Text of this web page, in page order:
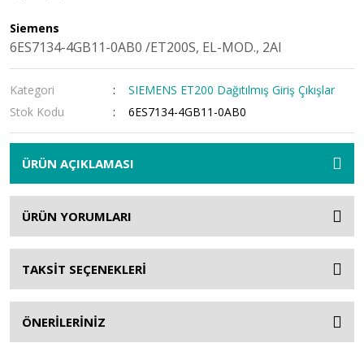
Siemens
6ES7134-4GB11-0AB0 /ET200S, EL-MOD., 2AI
Kategori
SIEMENS ET200 Dağıtılmış Giriş Çıkışlar
Stok Kodu
6ES7134-4GB11-0AB0
ÜRÜN AÇIKLAMASI
ÜRÜN YORUMLARI
TAKSİT SEÇENEKLERİ
ÖNERİLERİNİZ